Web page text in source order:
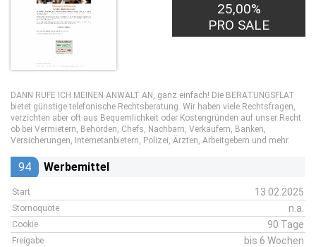
25,00%
PRO SALE
DANN RUFE ICH MEINEN ANWALT AN, ganz einfach! Die BERATUNGSFLAT
bietet günstige telefonische Rechtsberatung. Wir haben viele Rechtsfragen,
verzichten aber oft aus Bequemlichkeit oder Kostengründen auf unser Recht
ob bei Vermietern, Behörden, Chefs, Nachbarn, Verkäufern, Banken,
Versicherungen, Internetanbietern, Polizei, Ärzten, Arbeitgebern und mehr.
94 Werbemittel
Start 13.02.2025
Stornoquote n.a.
Cookie 90 Tage
Freigabe bis 6 Wochen